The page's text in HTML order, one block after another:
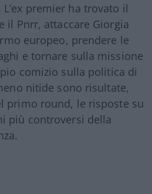
L’ex premier ha trovato il
il Pnrr, attaccare Giorgia
europeo, prendere le
e tornare sulla missione
comizio sulla politica di
nitide sono risultate,
primo round, le risposte su
più controversi della